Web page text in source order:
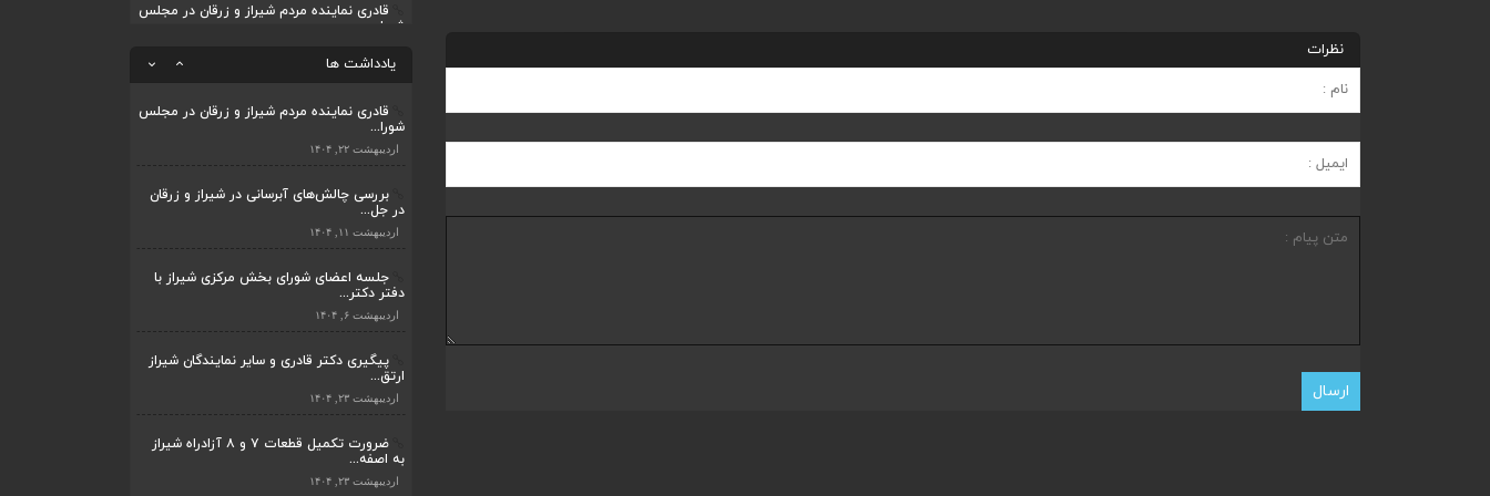
نظرات
قادری نماینده مردم شیراز و زرقان در مجلس
شورا...
در جل...
اردیبهشت ۱۱, ۱۴۰۴
یادداشت ها
اردیبهشت ۲۳, ۱۴۰۴
قادری نماینده مردم شیراز و زرقان در مجلس
شورا...
اردیبهشت ۲۲, ۱۴۰۴
بررسی چالش‌های آبرسانی در شیراز و زرقان
در جل...
اردیبهشت ۱۱, ۱۴۰۴
جلسه اعضای شورای بخش مرکزی شیراز با
دفتر دکتر...
اردیبهشت ۶, ۱۴۰۴
پیگیری دکتر قادری و سایر نمایندگان شیراز
ارتق...
اردیبهشت ۲۳, ۱۴۰۴
ضرورت تکمیل قطعات ۷ و ۸ آزادراه شیراز
به اصفه...
اردیبهشت ۲۳, ۱۴۰۴